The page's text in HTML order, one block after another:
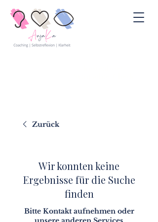
Zurück
Wir konnten keine
Ergebnisse für die Suche
finden
Bitte Kontakt aufnehmen oder